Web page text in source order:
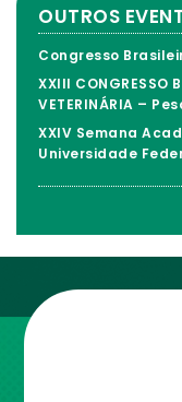
OUTROS
Congresso
XXIII CONGRESSO
VETERINÁRIA –
XXIV Semana
Universidade